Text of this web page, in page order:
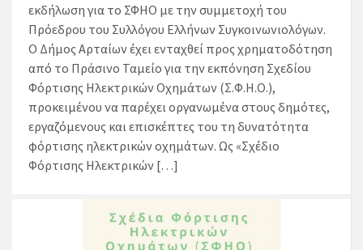
εκδήλωση για το ΣΦΗΟ με την συμμετοχή του
Πρόεδρου του Συλλόγου Ελλήνων Συγκοινωνιολόγων.
Ο Δήμος Αρταίων έχει ενταχθεί προς χρηματοδότηση
από το Πράσινο Ταμείο για την εκπόνηση Σχεδίου
Φόρτισης Ηλεκτρικών Οχημάτων (Σ.Φ.Η.Ο.),
προκειμένου να παρέχει οργανωμένα στους δημότες,
εργαζόμενους και επισκέπτες του τη δυνατότητα
φόρτισης ηλεκτρικών οχημάτων. Ως «Σχέδιο
Φόρτισης Ηλεκτρικών […]